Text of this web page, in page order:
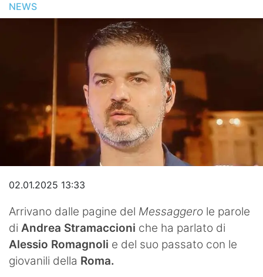
Editoriale
Settore Giovanile
Lazio Women
Calciomercato
Video
NEWS
02.01.2025 13:33
Arrivano dalle pagine del Messaggero le parole
di Andrea Stramaccioni che ha parlato di
Alessio Romagnoli e del suo passato con le
giovanili della Roma.